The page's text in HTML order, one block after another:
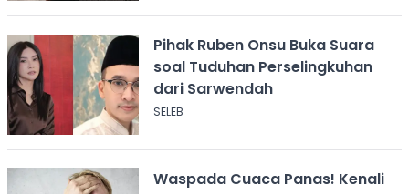
Pihak Ruben Onsu Buka Suara
soal Tuduhan Perselingkuhan
dari Sarwendah
SELEB
Waspada Cuaca Panas! Kenali